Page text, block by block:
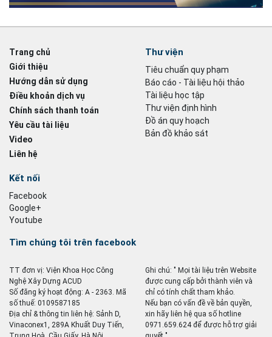
Trang chủ
Giới thiệu
Hướng dẫn sử dụng
Điều khoản dịch vụ
Chính sách thanh toán
Yêu cầu tài liệu
Video
Liên hệ
Thư viện
Tiêu chuẩn quy phạm
Báo cáo - Tài liệu hội thảo
Tài liệu học tập
Thư viện định hình
Đồ án quy hoạch
Bản đồ khảo sát
Kết nối
Facebook
Google+
Youtube
Tìm chúng tôi trên facebook
TT đơn vị: Viện Khoa Học Công
Nghệ Xây Dựng ACUD
Số đăng ký hoạt động: A - 2363. Mã
số thuế: 0109587185
Địa chỉ & thông tin liên hệ: Sảnh D,
Vinaconex1, 289A Khuất Duy Tiến,
Ghi chú: " Mọi tài liệu trên Website
được cung cấp bởi thành viên và
chỉ có tính chất tham khảo.
Nếu bạn có vấn đề về bản quyền,
xin hãy liên hệ qua số hotline
0971.659.624 để được hỗ trợ giải